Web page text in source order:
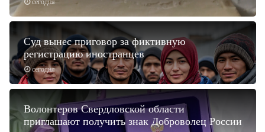
сегодня
сегодня
Суд вынес приговор за фиктивную
регистрацию иностранцев
Волонтеров Свердловской области
приглашают получить знак Доброволец России